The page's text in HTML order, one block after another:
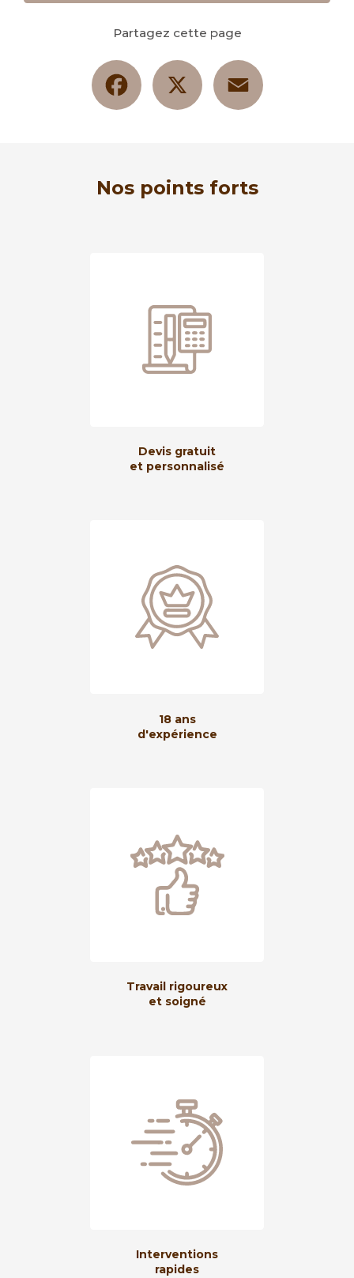
Partagez cette page
Facebook
Nos points forts
Devis gratuit
et personnalisé
18 ans
d'expérience
Travail rigoureux
et soigné
Interventions
rapides